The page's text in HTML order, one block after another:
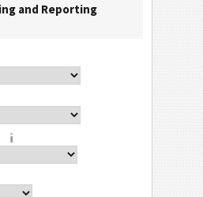
and Reporting